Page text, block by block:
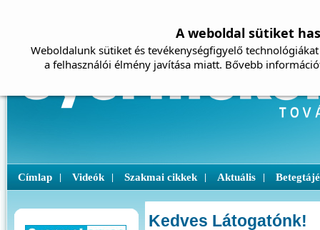
Címlap Videók Szakmai cikkek Aktuális
Kedves Látogatónk!
A weboldal sütiket
Weboldalunk sütiket és tevékenységfigyelő
a felhasználói élmény javítása miatt. Bővebb